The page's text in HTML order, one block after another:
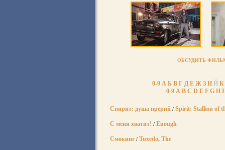
ОБСУДИТЬ
0-9 А Б В Г Д Е Ж З И Й К
0-9 A B C D E F G H I
Спирит: душа прерий / Spirit: Stallion of
С меня хватит! / Enough
Смокинг / Tuxedo, The